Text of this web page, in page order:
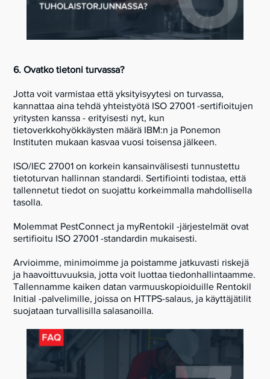
6. Ovatko tietoni turvassa?
Jotta voit varmistaa että yksityisyytesi on turvassa,
kannattaa aina tehdä yhteistyötä ISO 27001 -sertifioitujen
yritysten kanssa - erityisesti nyt, kun
tietoverkkohyökkäysten määrä IBM:n ja Ponemon
Instituten mukaan kasvaa vuosi toisensa jälkeen.
ISO/IEC 27001 on korkein kansainvälisesti tunnustettu
tietoturvan hallinnan standardi. Sertifiointi todistaa, että
tallennetut tiedot on suojattu korkeimmalla mahdollisella
tasolla.
Molemmat PestConnect ja myRentokil -järjestelmät ovat
sertifioitu ISO 27001 -standardin mukaisesti.
Arvioimme, minimoimme ja poistamme jatkuvasti riskejä
ja haavoittuvuuksia, jotta voit luottaa tiedonhallintaamme.
Tallennamme kaiken datan varmuuskopioiduille Rentokil
Initial -palvelimille, joissa on HTTPS-salaus, ja käyttäjätilit
suojataan turvallisilla salasanoilla.